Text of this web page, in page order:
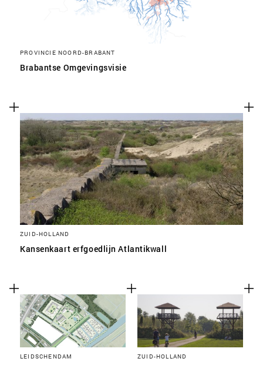
PROVINCIE NOORD-BRABANT
Brabantse Omgevingsvisie
ZUID-HOLLAND
Kansenkaart erfgoedlijn Atlantikwall
LEIDSCHENDAM ZUID-HOLLAND